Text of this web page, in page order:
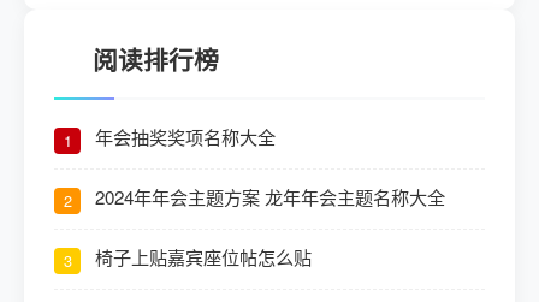
阅读排行榜
1 年会抽奖奖项名称大全
2 2024年年会主题方案 龙年年会主题名称大全
3 椅子上贴嘉宾座位帖怎么贴